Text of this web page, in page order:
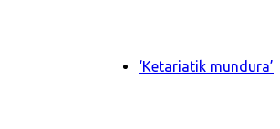
‘Ketariatik mundura’